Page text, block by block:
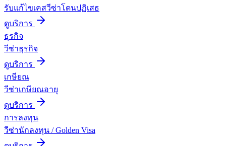
รับแก้ไขเคสวีซ่าโดนปฏิเสธ
ดูบริการ
ธุรกิจ
วีซ่าธุรกิจ
ดูบริการ
เกษียณ
วีซ่าเกษียณอายุ
ดูบริการ
การลงทุน
วีซ่านักลงทุน / Golden Visa